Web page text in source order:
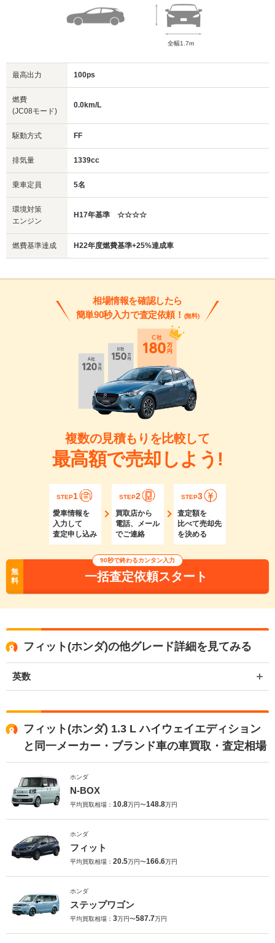
全幅1.7m
最高出力 100ps
燃費
(JC08モード)
0.0km/L
駆動方式 FF
排気量 1339cc
乗車定員 5名
環境対策
エンジン
H17年基準 ☆☆☆☆
燃費基準達成 H22年度燃費基準+25%達成車
相場情報を確認したら
簡単90秒入力で査定依頼！ (無料)
複数の見積もりを比較して
最高額で売却しよう!
STEP1
愛車情報を
入力して
査定申し込み
STEP2
買取店から
電話、メール
でご連絡
STEP3
査定額を
比べて売却先
を決める
無
料
90秒で終わるカンタン入力
一括査定依頼スタート
フィット(ホンダ)の他グレード詳細を見てみる
英数
フィット(ホンダ) 1.3 L ハイウェイエディション
と同一メーカー・ブランド車の車買取・査定相場
ホンダ
N-BOX
平均買取相場： 10.8万円〜148.8万円
ホンダ
フィット
平均買取相場： 20.5万円〜166.6万円
ホンダ
ステップワゴン
平均買取相場： 3万円〜587.7万円